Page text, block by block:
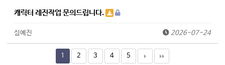
캐릭터 레진작업 문의드립니다.
심예진 2026-07-24
1 2 3 4 5